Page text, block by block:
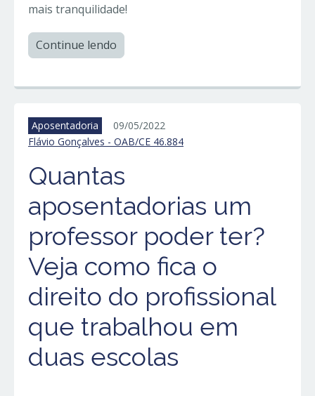
mais tranquilidade!
Continue lendo
Aposentadoria
09/05/2022
Flávio Gonçalves - OAB/CE 46.884
Quantas
aposentadorias um
professor poder ter?
Veja como fica o
direito do profissional
que trabalhou em
duas escolas